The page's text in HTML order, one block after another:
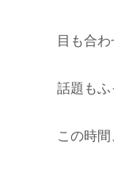
目も合
話題も
この時